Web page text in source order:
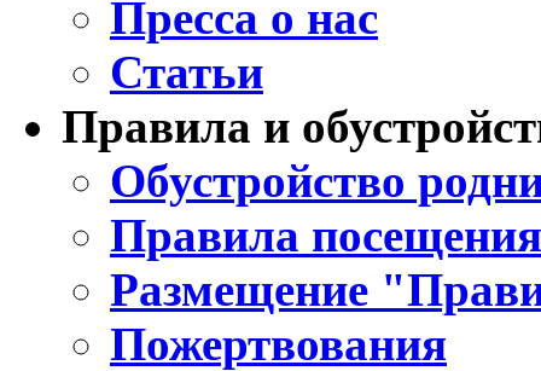
Пресса о нас
Статьи
Правила и
Обустройство
Правила
Размещение
Пожертвования